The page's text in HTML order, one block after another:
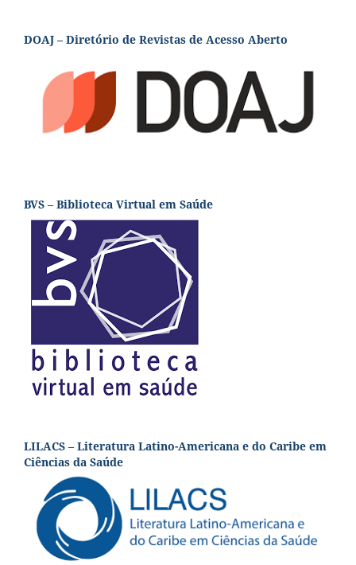
DOAJ – Diretório de Revistas de Acesso Aberto
BVS – Biblioteca Virtual em Saúde
LILACS – Literatura Latino-Americana e do Caribe em
Ciências da Saúde